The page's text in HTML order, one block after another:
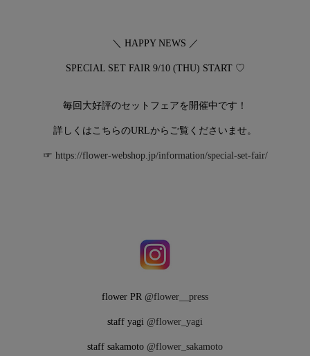
＼ HAPPY NEWS ／
SPECIAL SET FAIR 9/10 (THU) START ♡
毎回大好評のセットフェアを開催中です！
詳しくはこちらのURLからご覧くださいませ。
☞ https://flower-webshop.jp/information/special-set-fair/
flower PR @flower__press
staff yagi @flower_yagi
staff sakamoto @flower_sakamoto